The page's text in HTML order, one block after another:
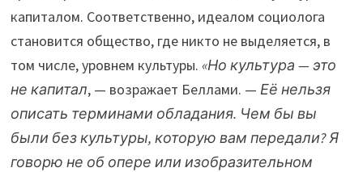
капиталом. Соответственно, идеалом социолога
становится общество, где никто не выделяется, в
том числе, уровнем культуры.«Но культура — это
не капитал, — возражает Беллами. — Её нельзя
описать терминами обладания. Чем бы вы
были без культуры, которую вам передали? Я
говорю не об опере или изобразительном